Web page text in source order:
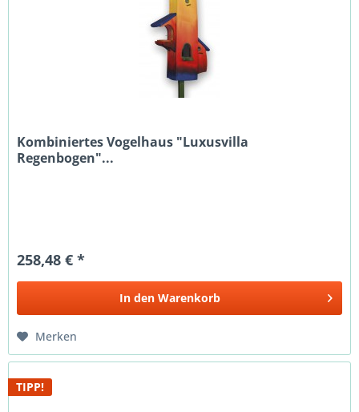
Kombiniertes Vogelhaus "Luxusvilla
Regenbogen"...
258,48 € *
In den Warenkorb
Merken
TIPP!